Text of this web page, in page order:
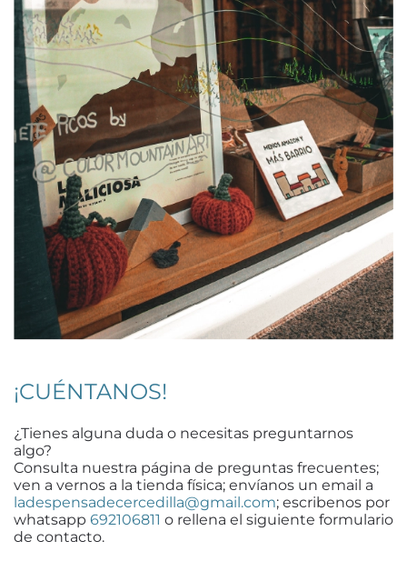
¡CUÉNTANOS!
¿Tienes alguna duda o necesitas preguntarnos
algo?
Consulta nuestra página de preguntas frecuentes;
ven a vernos a la tienda física; envíanos un email a
ladespensadecercedilla@gmail.com; escribenos por
whatsapp 692106811 o rellena el siguiente formulario
de contacto.